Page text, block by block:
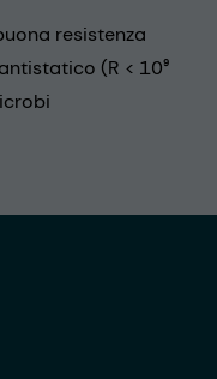
resistenza
(R < 10⁹